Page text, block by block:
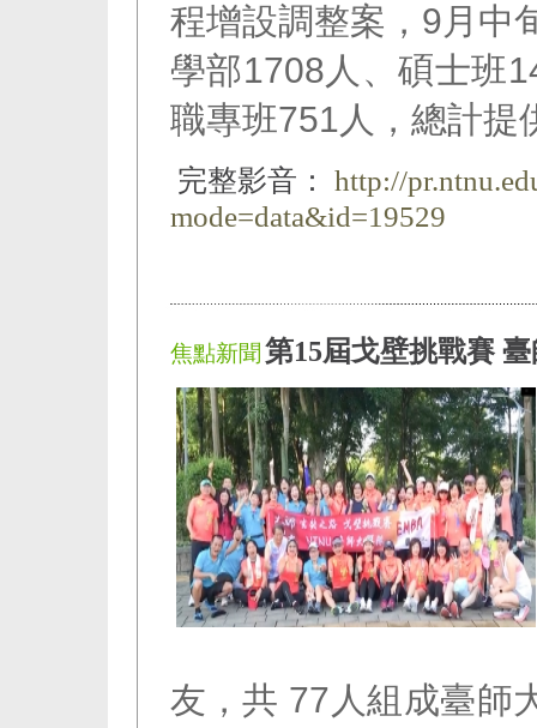
程增設調整案，9月中
學部1708人、碩士班
職專班751人，總計提
完整影音：
http://
mode=data&id=19529
焦點新聞第15屆戈壁挑戰賽
友，共 77人組成臺師